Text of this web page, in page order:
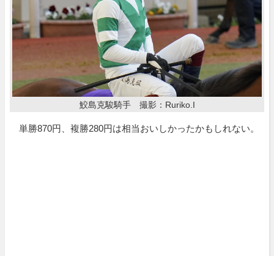
鮫島克駿騎手 撮影：Ruriko.I
単勝870円、複勝280円は相当おいしかったかもしれない。